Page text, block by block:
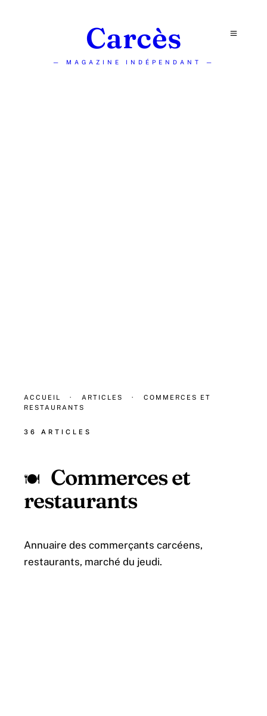
Carcès
— MAGAZINE INDÉPENDANT —
ACCUEIL · ARTICLES ·
COMMERCES ET
RESTAURANTS
36 ARTICLES
🍽️
Commerces et
restaurants
Annuaire des commerçants carcéens,
restaurants, marché du jeudi.